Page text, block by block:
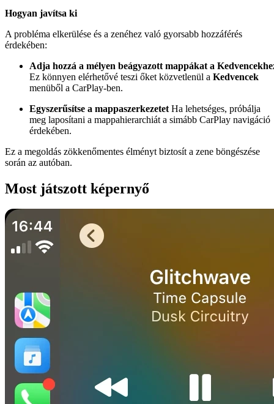
Hogyan javítsa ki
A probléma elkerülése és a zenéhez való gyorsabb hozzáférés
érdekében:
Adja hozzá a mélyen beágyazott mappákat a
Ez könnyen elérhetővé teszi őket közvetlenül a Kedvencek
menüből a CarPlay-ben.
Egyszerűsítse a mappaszerkezetet Ha lehetséges, próbálja
meg laposítani a mappahierarchiát a simább CarPlay navigáció
érdekében.
Ez a megoldás zökkenőmentes élményt biztosít a zene böngészése
során az autóban.
Most játszott képernyő